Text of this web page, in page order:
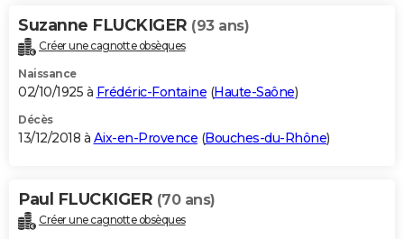
Suzanne FLUCKIGER (93 ans)
Créer une cagnotte obsèques
Naissance
02/10/1925 à Frédéric-Fontaine (Haute-Saône)
Décès
13/12/2018 à Aix-en-Provence (Bouches-du-Rhône)
Paul FLUCKIGER (70 ans)
Créer une cagnotte obsèques